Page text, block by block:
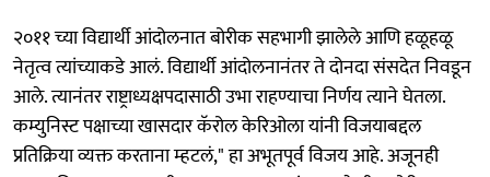
२०११ च्या विद्यार्थी आंदोलनात बोरीक सहभागी झालेले आणि हळूहळू
नेतृत्व त्यांच्याकडे आलं. विद्यार्थी आंदोलनानंतर ते दोनदा संसदेत निवडून
आले. त्यानंतर राष्ट्राध्यक्षपदासाठी उभा राहण्याचा निर्णय त्याने घेतला.
कम्युनिस्ट पक्षाच्या खासदार कॅरोल केरिओला यांनी विजयाबद्दल
प्रतिक्रिया व्यक्त करताना म्हटलं," हा अभूतपूर्व विजय आहे. अजूनही